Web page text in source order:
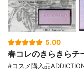
5.00
春コレのきらきら
#コスメ購入品